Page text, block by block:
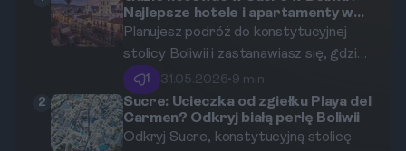
Najlepsze hotele i apartamenty w
historycznym centrum.
Planujesz podróż do konstytucyjnej
stolicy Boliwii i zastanawiasz się, gdzie
znaleźć idealny nocleg? Ten
przewodnik pomoże Ci wybrać
najlepsze hotele, hostele i apartamenty
w historycznym centrum Sucre, aby
1 31.05.2026•9 min
2
Sucre: Ucieczka od zgiełku Playa del
Carmen? Odkryj białą perłę Boliwii
Odkryj Sucre, konstytucyjną stolicę